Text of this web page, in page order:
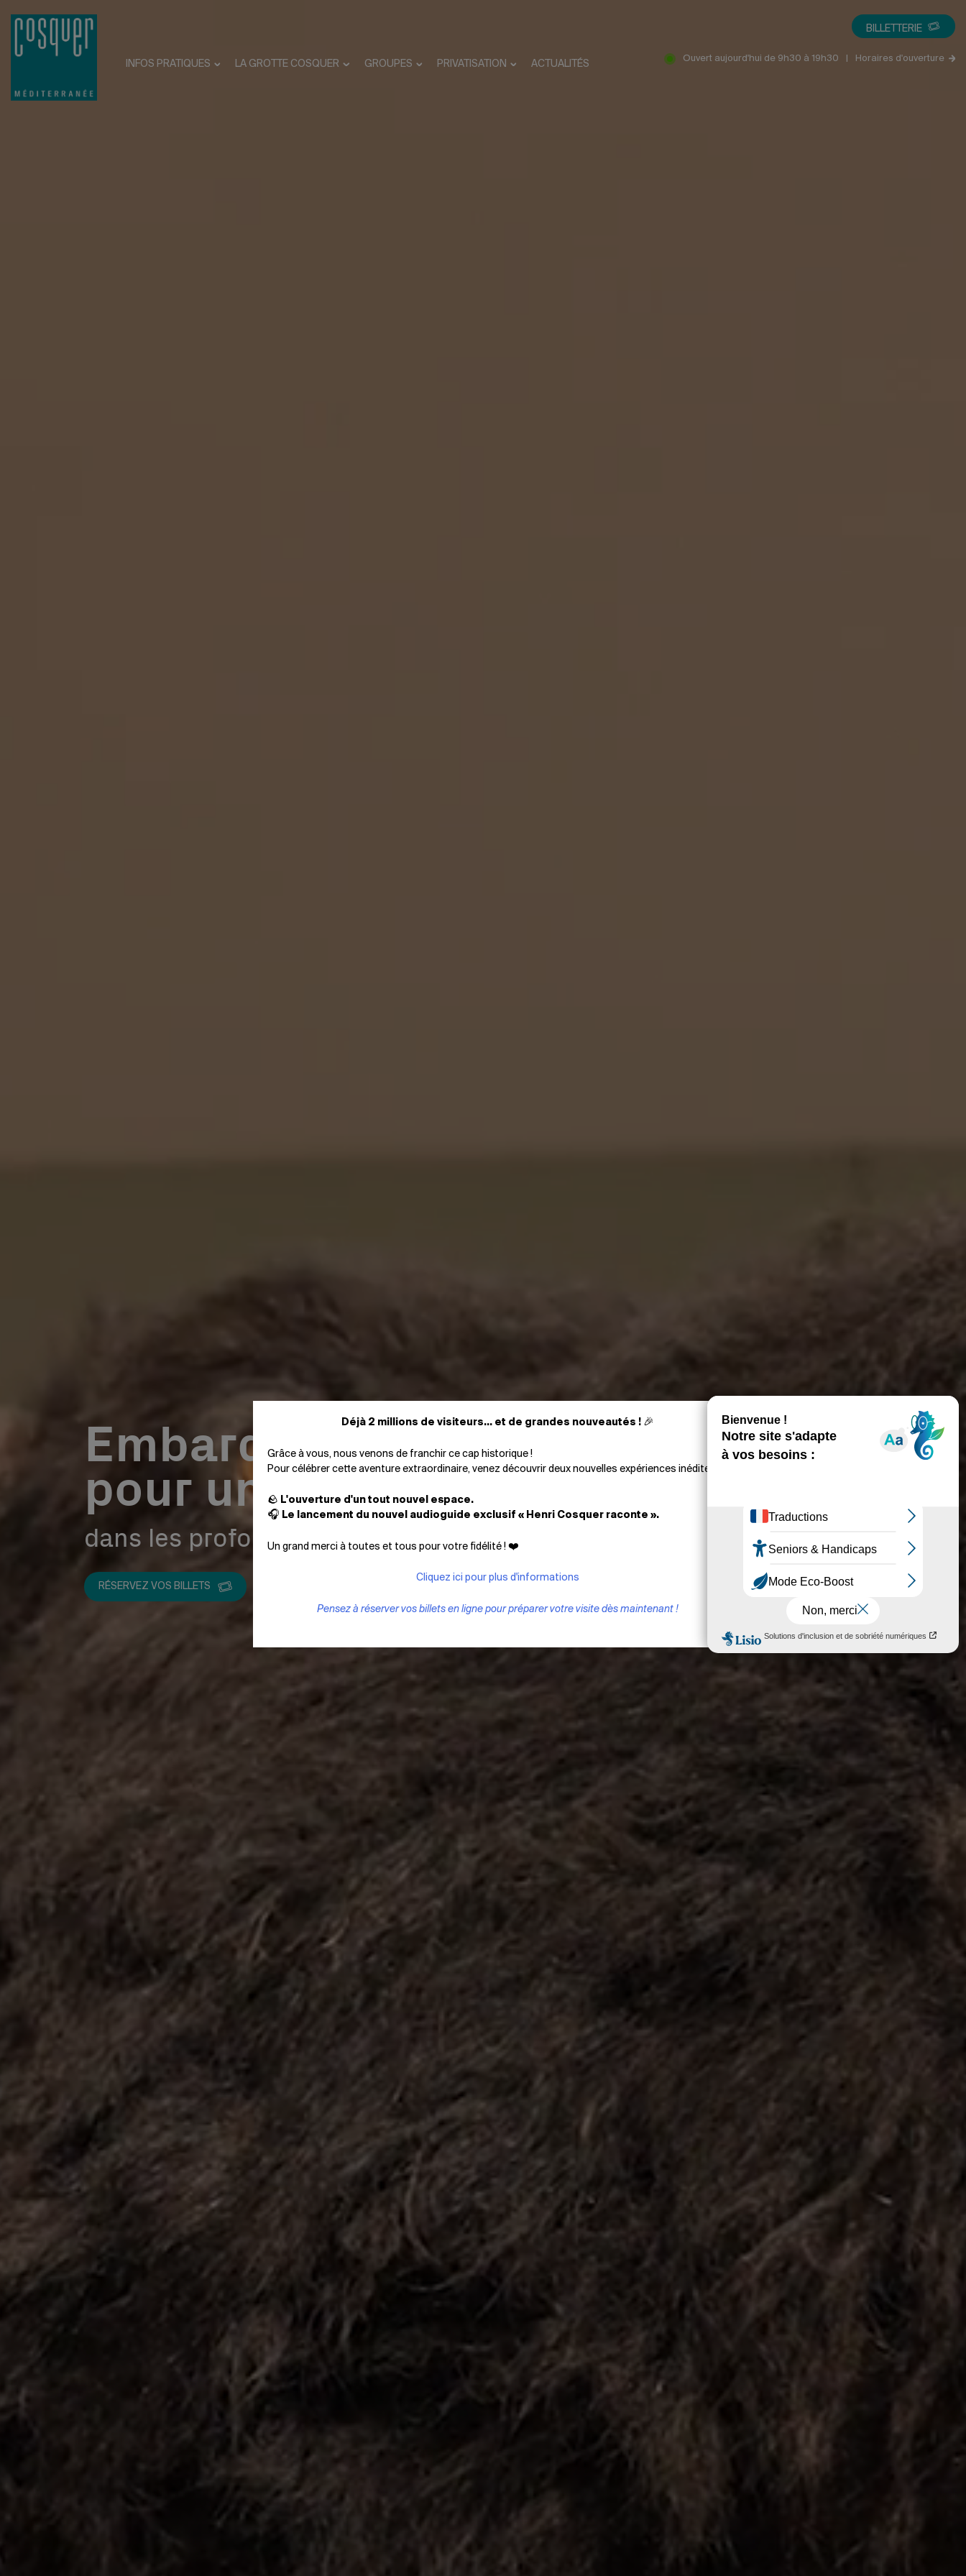
INFOS PRATIQUES LA GROTTE COSQUER GROUPES PRIVATISATION ACTUALITÉS
BILLETTERIE
Ouvert aujourd'hui de 9h30 à 19h30 Horaires d'ouverture
Embarquez
pour un voyage inédit
dans les profondeurs de la préhistoire
RÉSERVEZ VOS BILLETS
Déjà 2 millions de visiteurs... et de grandes nouveautés !🎉
Grâce à vous, nous venons de franchir ce cap historique !
Pour célébrer cette aventure extraordinaire, venez découvrir deux nouvelles expériences inédites :
🪨 L'ouverture d'un tout nouvel espace.
🎧 Le lancement du nouvel audioguide exclusif « Henri Cosquer raconte ».
Un grand merci à toutes et tous pour votre fidélité ! ❤️
Cliquez ici pour plus d'informations
Pensez à réserver vos billets en ligne pour préparer votre visite dès maintenant !